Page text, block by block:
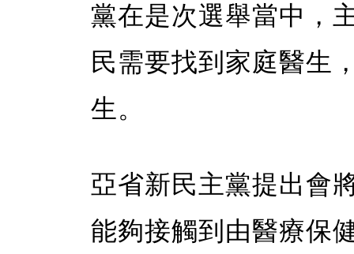
黨在是次選舉當中，
民需要找到家庭醫生
生。
亞省新民主黨提出會
能夠接觸到由醫療保